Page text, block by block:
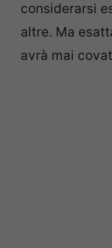
considerarsi
altre. Ma
avrà mai